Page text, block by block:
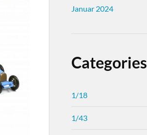
Januar 2024
Categories
1/18
1/43